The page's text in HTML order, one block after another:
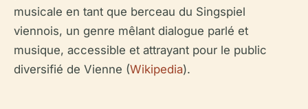
musicale en tant que berceau du Singspiel
viennois, un genre mêlant dialogue parlé et
musique, accessible et attrayant pour le public
diversifié de Vienne (Wikipedia).